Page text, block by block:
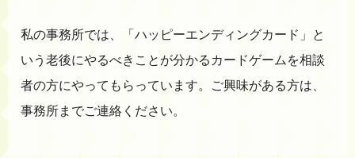
私の事務所では、「ハッピーエンディングカード」と
いう老後にやるべきことが分かるカードゲームを相談
者の方にやってもらっています。ご興味がある方は、
事務所までご連絡ください。